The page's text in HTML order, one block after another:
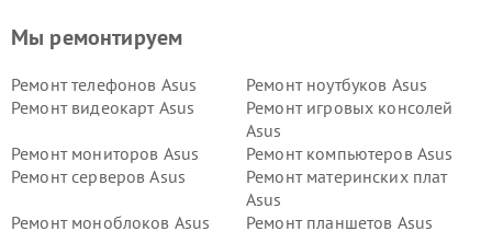
Мы ремонтируем
Ремонт телефонов Asus
Ремонт ноутбуков Asus
Ремонт видеокарт Asus
Ремонт игровых консолей
Asus
Ремонт мониторов Asus
Ремонт компьютеров Asus
Ремонт серверов Asus
Ремонт материнских плат
Asus
Ремонт моноблоков Asus
Ремонт планшетов Asus